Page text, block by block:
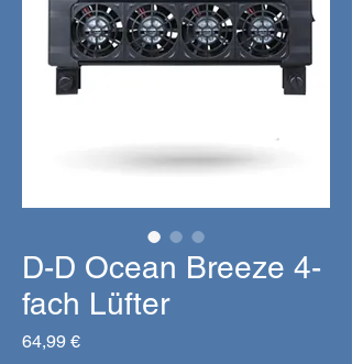
D-D Ocean Breeze 4-
fach Lüfter
64,99 €Preis